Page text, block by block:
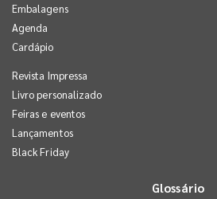
Embalagens
Agenda
Cardápio
Revista Impressa
Livro personalizado
Feiras e eventos
Lançamentos
Black Friday
Glossário